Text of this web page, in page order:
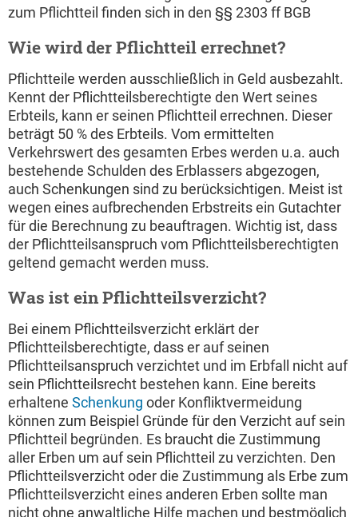
zum Pflichtteil finden sich in den §§ 2303 ff BGB
Wie wird der Pflichtteil errechnet?
Pflichtteile werden ausschließlich in Geld ausbezahlt.
Kennt der Pflichtteilsberechtigte den Wert seines
Erbteils, kann er seinen Pflichtteil errechnen. Dieser
beträgt 50 % des Erbteils. Vom ermittelten
Verkehrswert des gesamten Erbes werden u.a. auch
bestehende Schulden des Erblassers abgezogen,
auch Schenkungen sind zu berücksichtigen. Meist ist
wegen eines aufbrechenden Erbstreits ein Gutachter
für die Berechnung zu beauftragen. Wichtig ist, dass
der Pflichtteilsanspruch vom Pflichtteilsberechtigten
geltend gemacht werden muss.
Was ist ein Pflichtteilsverzicht?
Bei einem Pflichtteilsverzicht erklärt der
Pflichtteilsberechtigte, dass er auf seinen
Pflichtteilsanspruch verzichtet und im Erbfall nicht auf
sein Pflichtteilsrecht bestehen kann. Eine bereits
erhaltene Schenkung oder Konfliktvermeidung
können zum Beispiel Gründe für den Verzicht auf sein
Pflichtteil begründen. Es braucht die Zustimmung
aller Erben um auf sein Pflichtteil zu verzichten. Den
Pflichtteilsverzicht oder die Zustimmung als Erbe zum
Pflichtteilsverzicht eines anderen Erben sollte man
nicht ohne anwaltliche Hilfe machen und bestmöglich